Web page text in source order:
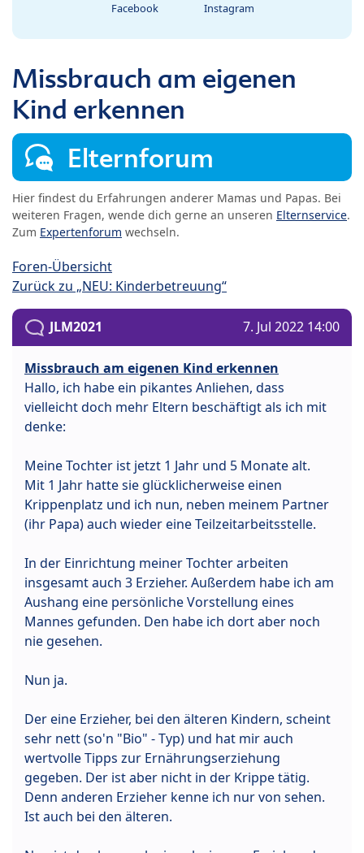
Facebook Instagram
Missbrauch am eigenen
Kind erkennen
Elternforum
Hier findest du Erfahrungen anderer Mamas und Papas. Bei
weiteren Fragen, wende dich gerne an unseren Elternservice.
Zum Expertenforum wechseln.
Foren-Übersicht
Zurück zu „NEU: Kinderbetreuung“
JLM2021 7. Jul 2022 14:00
Missbrauch am eigenen Kind erkennen
Hallo, ich habe ein pikantes Anliehen, dass
vielleicht doch mehr Eltern beschäftigt als ich mit
denke:
Meine Tochter ist jetzt 1 Jahr und 5 Monate alt.
Mit 1 Jahr hatte sie glücklicherweise einen
Krippenplatz und ich nun, neben meinem Partner
(ihr Papa) auch wieder eine Teilzeitarbeitsstelle.
In der Einrichtung meiner Tochter arbeiten
insgesamt auch 3 Erzieher. Außerdem habe ich am
Aushang eine persönliche Vorstellung eines
Mannes gefunden. Den habe ich dort aber noch
nie gesehen.
Nun ja.
Der eine Erzieher, bei den älteren Kindern, scheint
sehr nett (so'n "Bio" - Typ) und hat mir auch
wertvolle Tipps zur Ernährungserziehung
gegeben. Der ist aber nicht in der Krippe tätig.
Denn anderen Erzieher kenne ich nur von sehen.
Ist auch bei den älteren.